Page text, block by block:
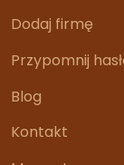
Dodaj firmę
Przypomnij
Blog
Kontakt